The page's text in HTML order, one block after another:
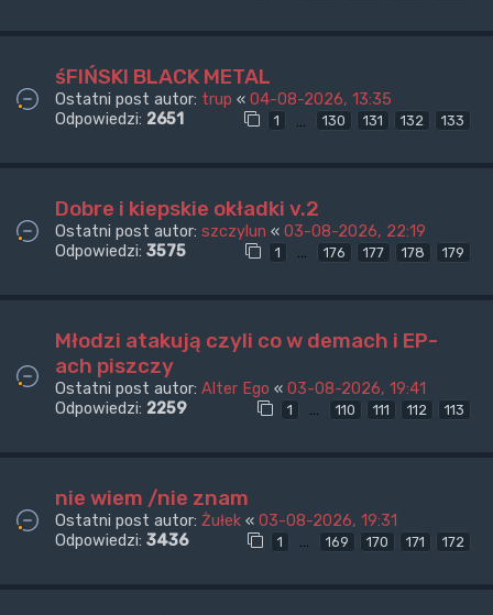
śFIŃSKI BLACK METAL
Ostatni post autor: trup « 04-08-2026, 13:35
Odpowiedzi: 2651 1 130 131 132 133
Dobre i kiepskie okładki v.2
Ostatni post autor: szczylun « 03-08-2026, 22:19
Odpowiedzi: 3575 1 … 176 177 178 179
Młodzi atakują czyli co w demach i EP-
ach piszczy
Ostatni post autor: Alter Ego « 03-08-2026, 19:41
Odpowiedzi: 2259 1 … 110 111 112 113
nie wiem /nie znam
Ostatni post autor: Żułek « 03-08-2026, 19:31
Odpowiedzi: 3436 1 … 169 170 171 172